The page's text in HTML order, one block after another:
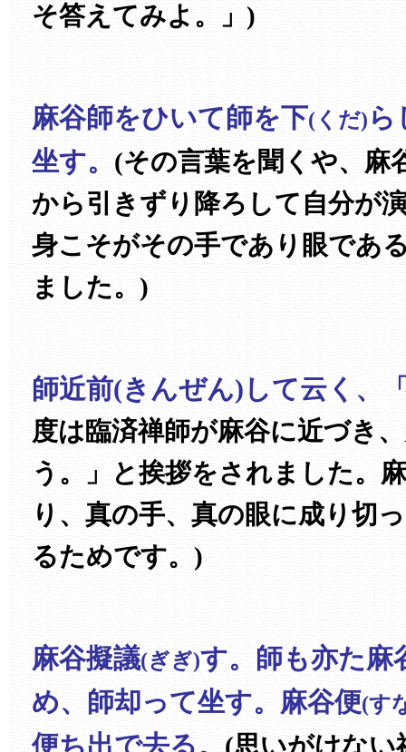
そ答えてみよ。」)
麻谷師をひいて師を下(くだ) ら
坐す。 (その言葉を聞くや、麻
から引きずり降ろして自分が
身こそがその手であり眼であ
ました。)
師近前(きんぜん)して云く、
度は臨済禅師が麻谷に近づき
う。」と挨拶をされました。
り、真の手、真の眼に成り切
るためです。)
麻谷擬議(ぎぎ)す。師も亦た麻
め、師却って坐す。麻谷便(す
便ち出で去る。 (思いがけない